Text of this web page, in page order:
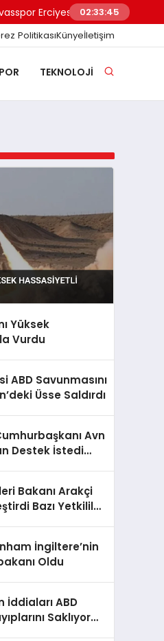
Erciyes Kampı’nda Güç
02:33:46
PolitikasıKünyeİletişim
TEKNOLOJI
Yüksek
Vurdu
ABD Savunmasını
Üsse Saldırdı
Avn
Destek İstedi
Bakanı Arakçi
Bazı Yetkililer
İngiltere’nin
Oldu
İddiaları ABD
Saklıyor